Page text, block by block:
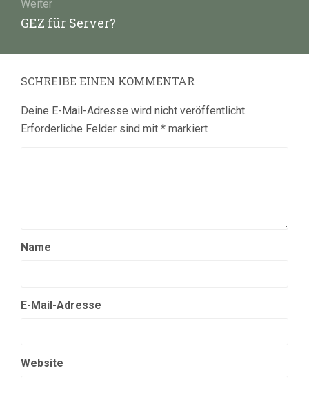
Weiter
Nächster
GEZ für Server?
SCHREIBE EINEN KOMMENTAR
Deine E-Mail-Adresse wird nicht veröffentlicht.
Erforderliche Felder sind mit * markiert
Name
E-Mail-Adresse
Website